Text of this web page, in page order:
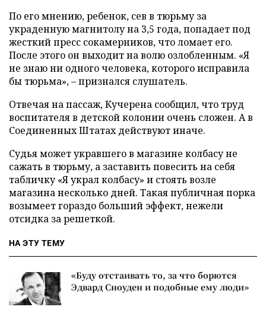
По его мнению, ребенок, сев в тюрьму за
украденную магнитолу на 3,5 года, попадает под
жесткий пресс сокамерников, что ломает его.
После этого он выходит на волю озлобленным. «Я
не знаю ни одного человека, которого исправила
бы тюрьма», – признался слушатель.
Отвечая на пассаж, Кучерена сообщил, что труд
воспитателя в детской колонии очень сложен. А в
Соединенных Штатах действуют иначе.
Судья может укравшего в магазине колбасу не
сажать в тюрьму, а заставить повесить на себя
табличку «Я украл колбасу» и стоять возле
магазина несколько дней. Такая публичная порка
возымеет гораздо больший эффект, нежели
отсидка за решеткой.
НА ЭТУ ТЕМУ
«Буду отстаивать то, за что борются
Эдвард Сноуден и подобные ему люди»